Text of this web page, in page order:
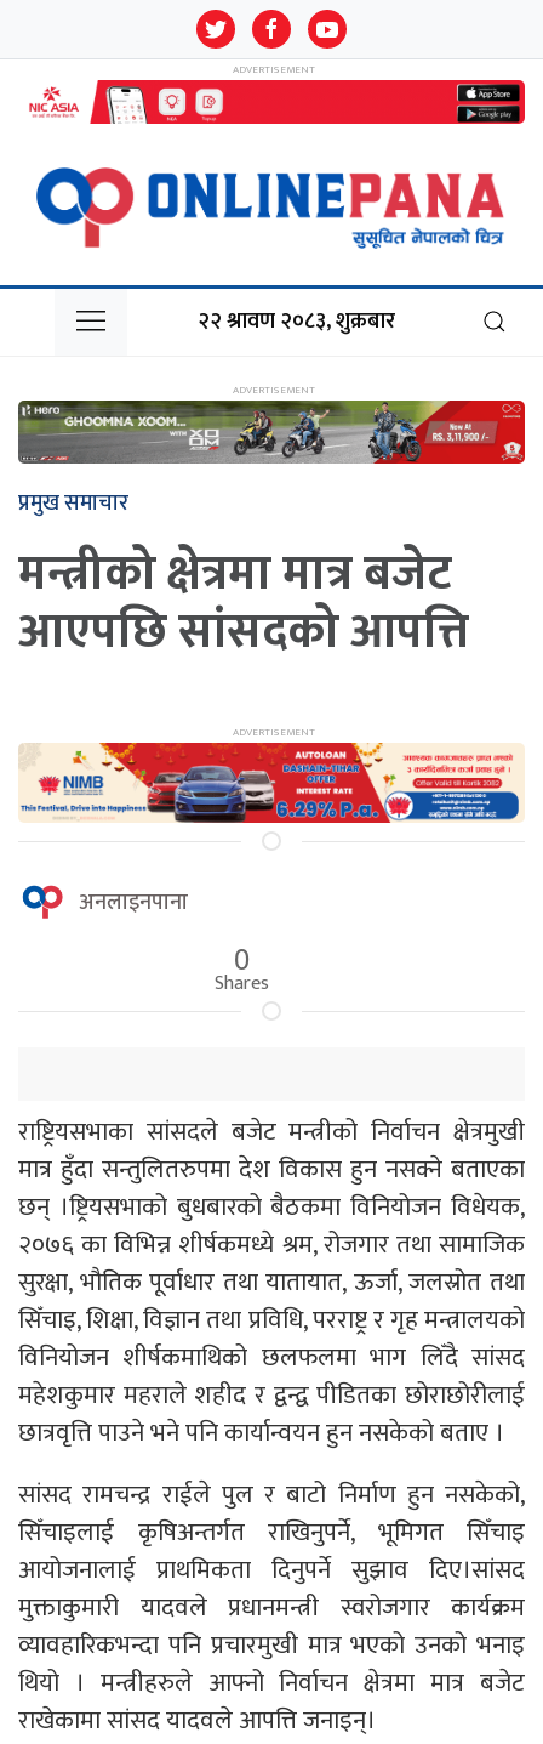
२२ श्रावण २०८३, शुक्रबार
प्रमुख समाचार
मन्त्रीको क्षेत्रमा मात्र बजेट
आएपछि सांसदको आपत्ति
अनलाइनपाना
0
Shares
राष्ट्रियसभाका सांसदले बजेट मन्त्रीको निर्वाचन क्षेत्रमुखी
मात्र हुँदा सन्तुलितरुपमा देश विकास हुन नसक्ने बताएका
छन् ।ष्ट्रियसभाको बुधबारको बैठकमा विनियोजन विधेयक,
२०७६ का विभिन्न शीर्षकमध्ये श्रम, रोजगार तथा सामाजिक
सुरक्षा, भौतिक पूर्वाधार तथा यातायात, ऊर्जा, जलस्रोत तथा
सिँचाइ, शिक्षा, विज्ञान तथा प्रविधि, परराष्ट्र र गृह मन्त्रालयको
विनियोजन शीर्षकमाथिको छलफलमा भाग लिँदै सांसद
महेशकुमार महराले शहीद र द्वन्द्व पीडितका छोराछोरीलाई
छात्रवृत्ति पाउने भने पनि कार्यान्वयन हुन नसकेको बताए ।
सांसद रामचन्द्र राईले पुल र बाटो निर्माण हुन नसकेको,
सिँचाइलाई कृषिअन्तर्गत राखिनुपर्ने, भूमिगत सिँचाइ
आयोजनालाई प्राथमिकता दिनुपर्ने सुझाव दिए।सांसद
मुक्ताकुमारी यादवले प्रधानमन्त्री स्वरोजगार कार्यक्रम
व्यावहारिकभन्दा पनि प्रचारमुखी मात्र भएको उनको भनाइ
थियो । मन्त्रीहरुले आफ्नो निर्वाचन क्षेत्रमा मात्र बजेट
राखेकामा सांसद यादवले आपत्ति जनाइन्।